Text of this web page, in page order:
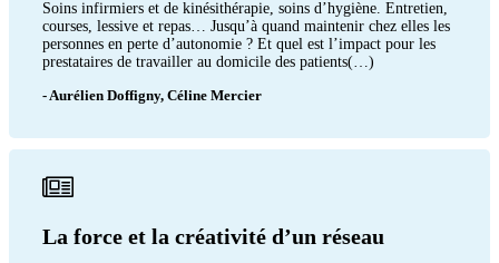
Soins infirmiers et de kinésithérapie, soins d’hygiène. Entretien,
courses, lessive et repas… Jusqu’à quand maintenir chez elles les
personnes en perte d’autonomie ? Et quel est l’impact pour les
prestataires de travailler au domicile des patients(…)
- Aurélien Doffigny, Céline Mercier
La force et la créativité d’un réseau